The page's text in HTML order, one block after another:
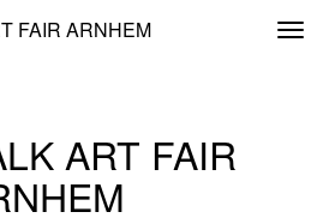
FAIR ARNHEM
ART FAIR